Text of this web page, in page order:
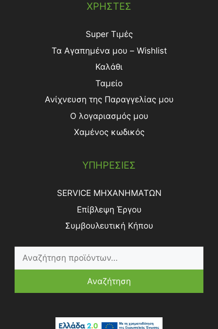
ΧΡΗΣΤΕΣ
Super Τιμές
Τα Αγαπημένα μου – Wishlist
Καλάθι
Ταμείο
Ανίχνευση της Παραγγελίας μου
Ο λογαριασμός μου
Χαμένος κωδικός
ΥΠΗΡΕΣΙΕΣ
SERVICE ΜΗΧΑΝΗΜΑΤΩΝ
Επίβλεψη Έργου
Συμβουλευτική Κήπου
Αναζήτηση